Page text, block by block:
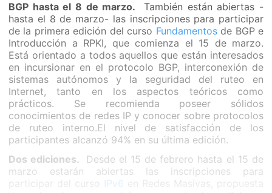
BGP hasta el 8 de marzo. También están abiertas -
hasta el 8 de marzo- las inscripciones para participar
de la primera edición del curso Fundamentosde BGP e
Introducción a RPKI, que comienza el 15 de marzo.
Está orientado a todos aquellos que están interesados
en incursionar en el protocolo BGP, interconexión de
sistemas autónomos y la seguridad del ruteo en
Internet, tanto en los aspectos teóricos como
prácticos. Se recomienda poseer sólidos
conocimientos de redes IP y conocer sobre protocolos
de ruteo interno.El nivel de satisfacción de los
participantes alcanzó 94% en su última edición.
Dos ediciones. Desde el 15 de febrero hasta el 15 de
marzo estarán abiertas las inscripciones para
participar del curso
IPv6 en Redes Masivas, propuesta